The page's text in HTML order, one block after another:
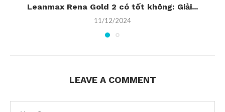
Leanmax Rena Gold 2 có tốt không: Giải...
11/12/2024
LEAVE A COMMENT